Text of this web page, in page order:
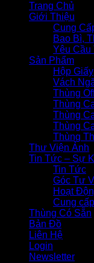
Trang Chủ
Giới Thiệu
Cung
Bao Bì,
Yêu Cầu
Sản Phẩm
Hộp Giấy
Vách
Thùng
Thùng
Thùng
Thùng
Thùng
Thư Viện Ảnh
Tin Tức – Sự
Tin Tức
Góc Tư
Hoạt
Cung
Thùng Có Sẵn
Bản Đồ
Liên Hệ
Login
Newsletter